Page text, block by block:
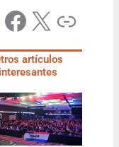
artículos
interesantes